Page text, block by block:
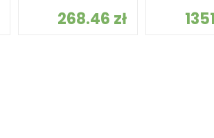
268.46 zł